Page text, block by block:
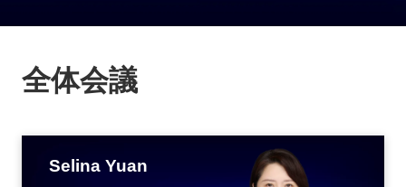
全体会議
Selina Yuan